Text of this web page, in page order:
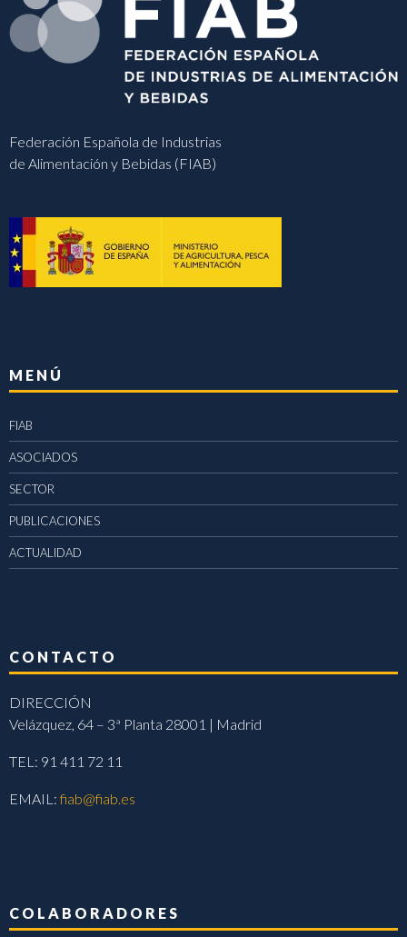
Federación Española de Industrias
de Alimentación y Bebidas (FIAB)
MENÚ
FIAB
ASOCIADOS
SECTOR
PUBLICACIONES
ACTUALIDAD
CONTACTO
DIRECCIÓN
Velázquez, 64 – 3ª Planta 28001 | Madrid
TEL: 91 411 72 11
EMAIL:fiab@fiab.es
COLABORADORES